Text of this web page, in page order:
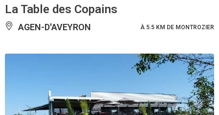
La Table des Copains
AGEN-D'AVEYRON À 5.5 KM DE MONTROZIER